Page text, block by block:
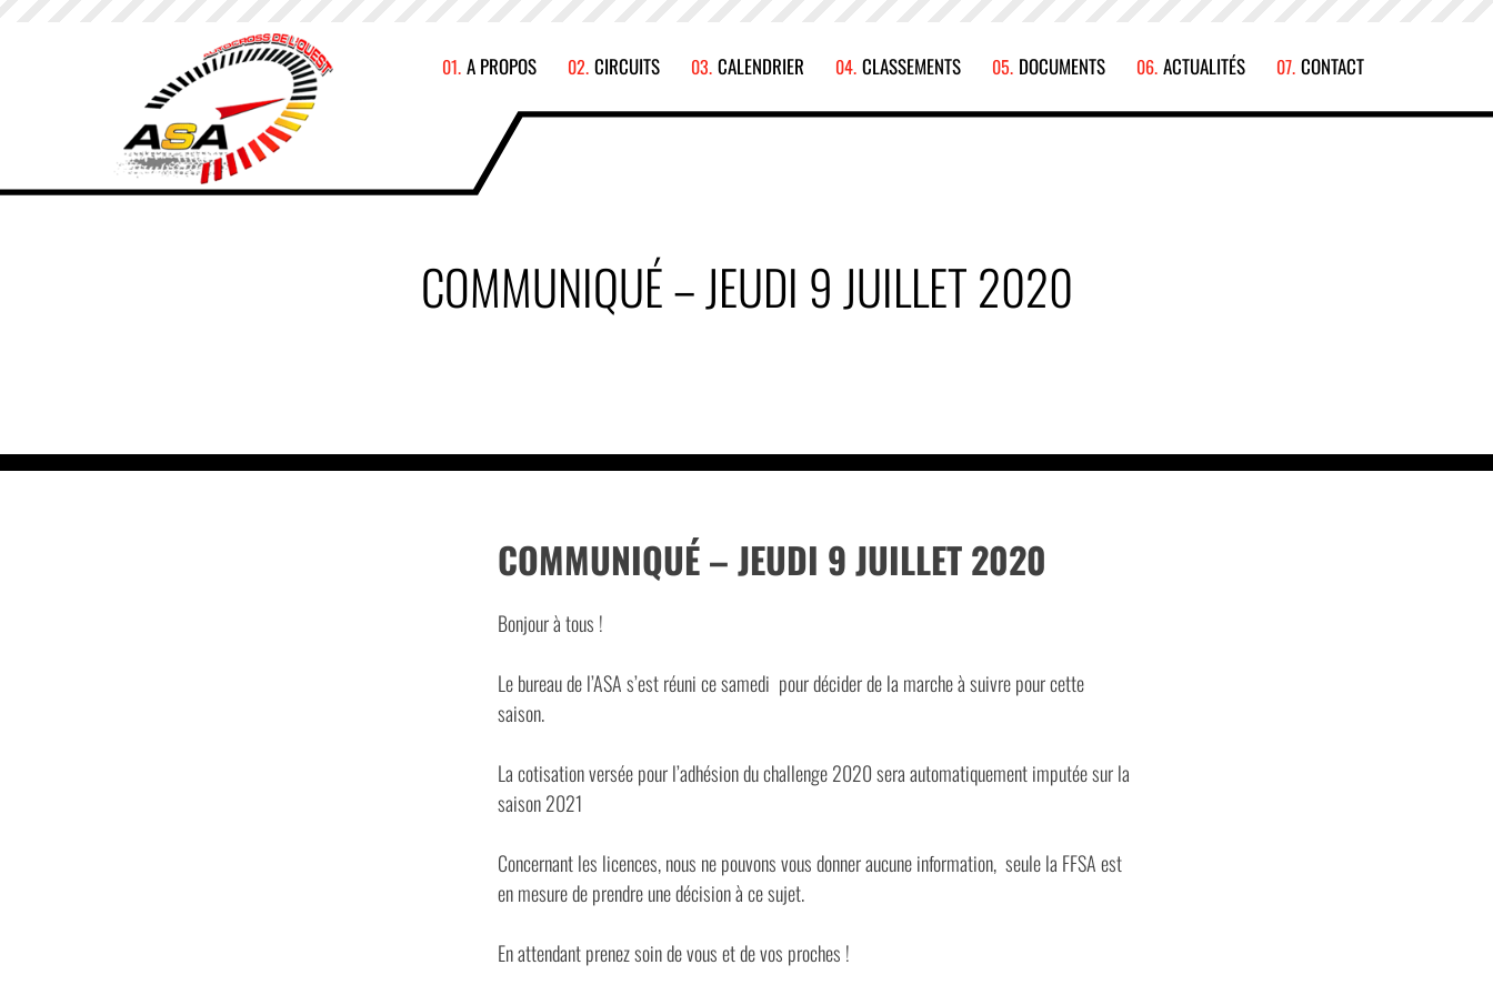
A PROPOS CIRCUITS CALENDRIER CLASSEMENTS DOCUMENTS ACTUALITÉS CONTACT
COMMUNIQUÉ – JEUDI 9 JUILLET 2020
COMMUNIQUÉ – JEUDI 9 JUILLET 2020
Bonjour à tous !
Le bureau de l’ASA s’est réuni ce samedi pour décider de la marche à suivre pour cette
saison.
La cotisation versée pour l’adhésion du challenge 2020 sera automatiquement imputée sur la
saison 2021
Concernant les licences, nous ne pouvons vous donner aucune information, seule la FFSA est
en mesure de prendre une décision à ce sujet.
En attendant prenez soin de vous et de vos proches !